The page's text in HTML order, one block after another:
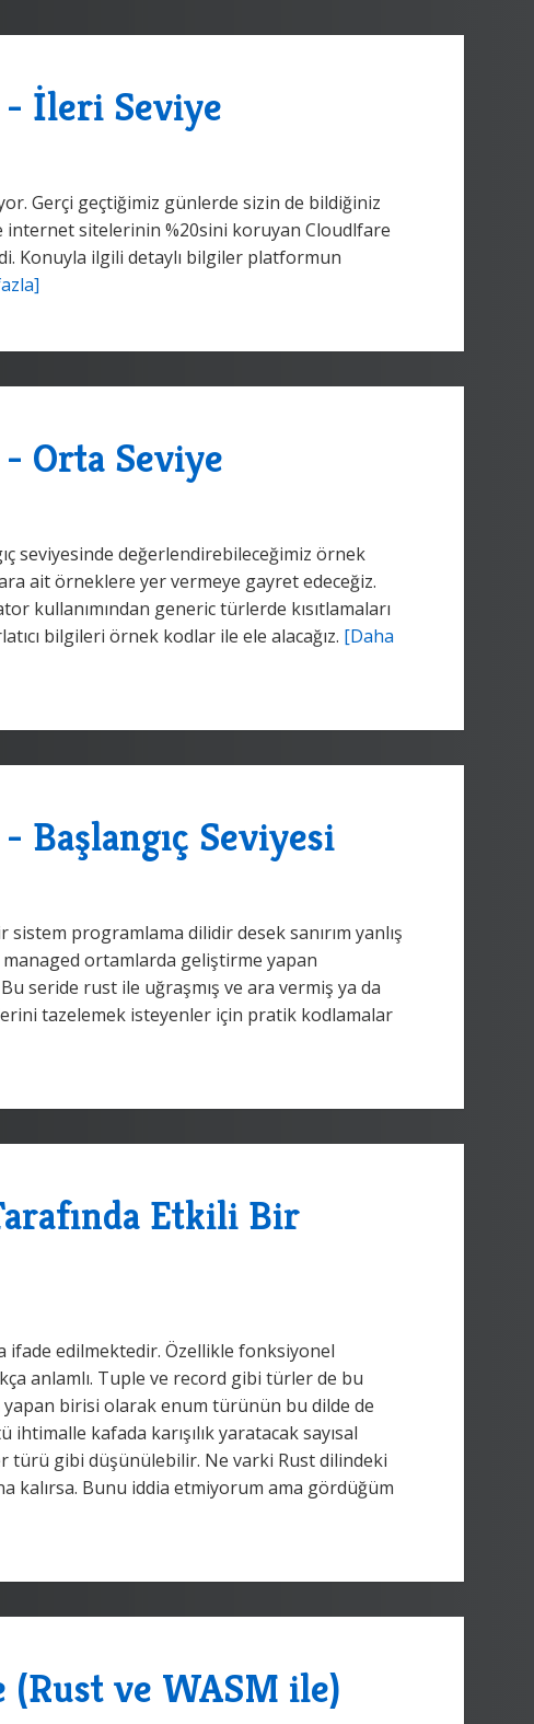
- İleri Seviye
Gerçi geçtiğimiz günlerde sizin de bildiğiniz
internet sitelerinin %20sini koruyan Cloudlfare
Konuyla ilgili detaylı bilgiler platformun
Orta Seviye
seviyesinde değerlendirebileceğimiz örnek
ait örneklere yer vermeye gayret edeceğiz.
kullanımından generic türlerde kısıtlamaları
bilgileri örnek kodlar ile ele alacağız. [Daha
Başlangıç Seviyesi
programlama dilidir desek sanırım yanlış
ortamlarda geliştirme yapan
seride rust ile uğraşmış ve ara vermiş ya da
tazelemek isteyenler için pratik kodlamalar
Etkili Bir
edilmektedir. Özellikle fonksiyonel
anlamlı. Tuple ve record gibi türler de bu
yapan birisi olarak enum türünün bu dilde de
ihtimalle kafada karışılık yaratacak sayısal
türü gibi düşünülebilir. Ne varki Rust dilindeki
kalırsa. Bunu iddia etmiyorum ama gördüğüm
ve WASM ile)